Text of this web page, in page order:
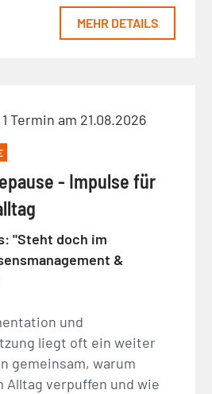
MEHR DETAILS
1 Termin am 21.08.2026
- Impulse für
"Steht doch im
&
und
liegt oft ein weiter
gemeinsam, warum
Alltag verpuffen und wie